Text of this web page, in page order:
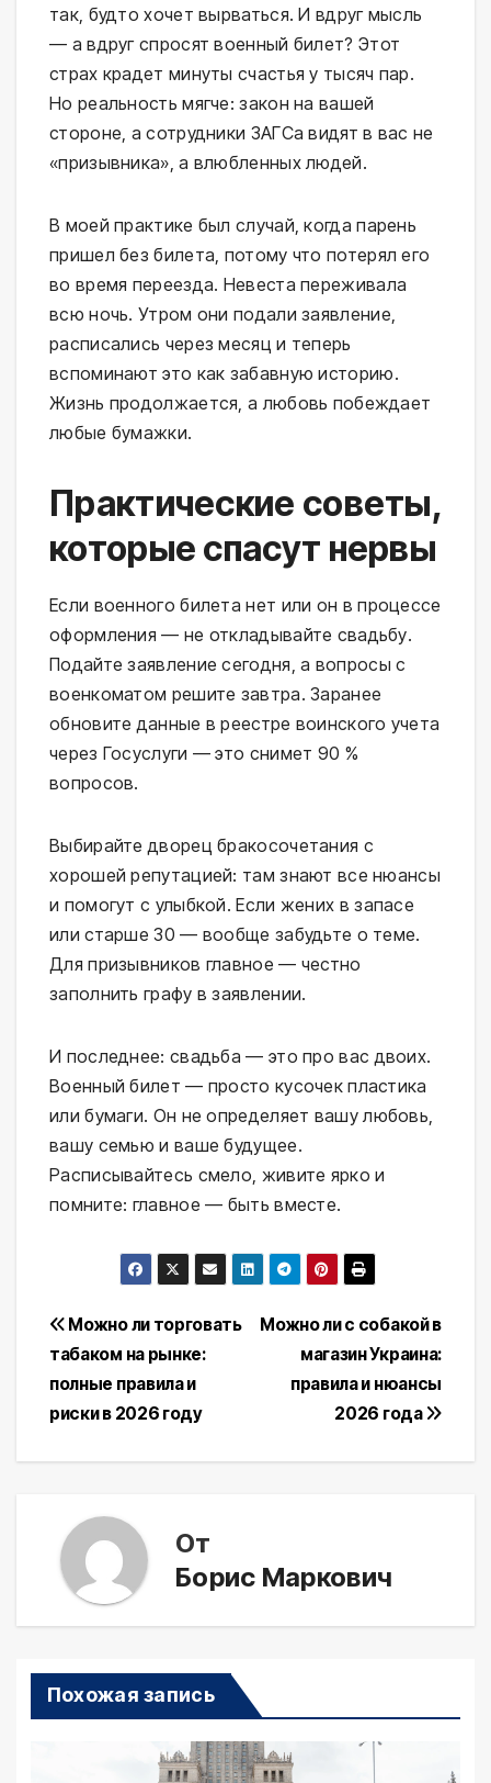
так, будто хочет вырваться. И вдруг мысль
— а вдруг спросят военный билет? Этот
страх крадет минуты счастья у тысяч пар.
Но реальность мягче: закон на вашей
стороне, а сотрудники ЗАГСа видят в вас не
«призывника», а влюбленных людей.
В моей практике был случай, когда парень
пришел без билета, потому что потерял его
во время переезда. Невеста переживала
всю ночь. Утром они подали заявление,
расписались через месяц и теперь
вспоминают это как забавную историю.
Жизнь продолжается, а любовь побеждает
любые бумажки.
Практические советы,
которые спасут нервы
Если военного билета нет или он в процессе
оформления — не откладывайте свадьбу.
Подайте заявление сегодня, а вопросы с
военкоматом решите завтра. Заранее
обновите данные в реестре воинского учета
через Госуслуги — это снимет 90 %
вопросов.
Выбирайте дворец бракосочетания с
хорошей репутацией: там знают все нюансы
и помогут с улыбкой. Если жених в запасе
или старше 30 — вообще забудьте о теме.
Для призывников главное — честно
заполнить графу в заявлении.
И последнее: свадьба — это про вас двоих.
Военный билет — просто кусочек пластика
или бумаги. Он не определяет вашу любовь,
вашу семью и ваше будущее.
Расписывайтесь смело, живите ярко и
помните: главное — быть вместе.
Навигация
по
записям
Можно ли с собакой в
магазин Украина:
правила и нюансы
2026 года
Можно ли торговать
табаком на рынке:
полные правила и
риски в 2026 году
От
Борис Маркович
Похожая запись